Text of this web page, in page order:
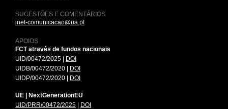
SUGESTÕES E COMENTÁRIOS
inet-comunicacao@ua.pt
APOIOS
FCT através de fundos nacionais
UID/00472/2025 |
DOI
UIDB/00472/2020 |
DOI
UIDP/00472/2020 |
DOI
UE | NextGenerationEU
UID/PRR/00472/2025
DOI